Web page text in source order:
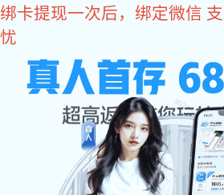
辉达娱乐
欢迎进入长鸿精密网站